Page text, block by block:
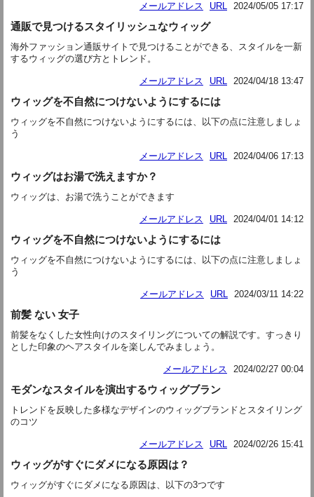
メールアドレス URL 2024/05/05 17:17
通販で見つけるスタイリッシュなウィッグ
海外ファッション通販サイトで見つけることができる、スタイルを一新
するウィッグの選び方とトレンド。
メールアドレス URL 2024/04/18 13:47
ウィッグを不自然につけないようにするには
ウィッグを不自然につけないようにするには、以下の点に注意しましょ
う
メールアドレス URL 2024/04/06 17:13
ウィッグはお湯で洗えますか？
ウィッグは、お湯で洗うことができます
メールアドレス URL 2024/04/01 14:12
ウィッグを不自然につけないようにするには
ウィッグを不自然につけないようにするには、以下の点に注意しましょ
う
メールアドレス URL 2024/03/11 14:22
前髪 ない 女子
前髪をなくした女性向けのスタイリングについての解説です。すっきり
とした印象のヘアスタイルを楽しんでみましょう。
メールアドレス 2024/02/27 00:04
モダンなスタイルを演出するウィッグブラン
トレンドを反映した多様なデザインのウィッグブランドとスタイリング
のコツ
メールアドレス URL 2024/02/26 15:41
ウィッグがすぐにダメになる原因は？
ウィッグがすぐにダメになる原因は、以下の3つです